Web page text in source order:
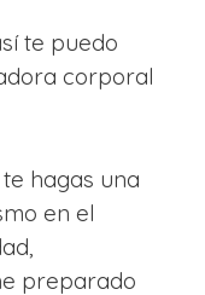
te puedo
corporal
hagas una
en el
preparado